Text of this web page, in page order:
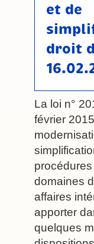
et de
droit
La loi n°
février
domaines
affaires
apporter
quelques